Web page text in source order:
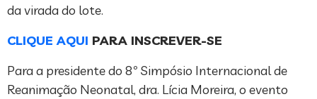
da virada do lote.
CLIQUE AQUI PARA INSCREVER-SE
Para a presidente do 8º Simpósio Internacional de
Reanimação Neonatal, dra. Lícia Moreira, o evento